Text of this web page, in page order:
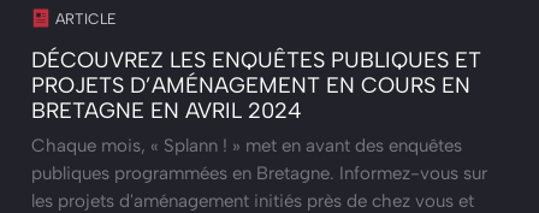
ARTICLE
DÉCOUVREZ LES ENQUÊTES PUBLIQUES ET
PROJETS D’AMÉNAGEMENT EN COURS EN
BRETAGNE EN AVRIL 2024
Chaque mois, « Splann ! » met en avant des enquêtes
publiques programmées en Bretagne. Informez-vous sur
les projets d'aménagement initiés près de chez vous et